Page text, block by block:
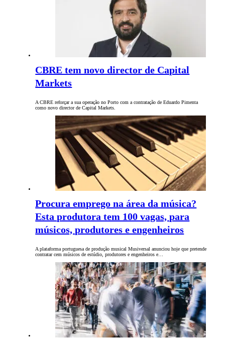
CBRE tem novo director de Capital
Markets
A CBRE reforçar a sua operação no Porto com a contratação de Eduardo Pimenta
como novo director de Capital Markets.
Procura emprego na área da música?
Esta produtora tem 100 vagas, para
músicos, produtores e engenheiros
A plataforma portuguesa de produção musical Musiversal anunciou hoje que pretende
contratar cem músicos de estúdio, produtores e engenheiros e…